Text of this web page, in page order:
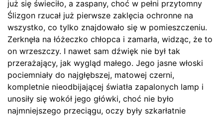
już się świeciło, a zaspany, choć w pełni przytomny
Ślizgon rzucał już pierwsze zaklęcia ochronne na
wszystko, co tylko znajdowało się w pomieszczeniu.
Zerknęła na łóżeczko chłopca i zamarła, widząc, że to
on wrzeszczy. I nawet sam dźwięk nie był tak
przerażający, jak wygląd małego. Jego jasne włoski
pociemniały do najgłębszej, matowej czerni,
kompletnie nieodbijającej światła zapalonych lamp i
unosiły się wokół jego główki, choć nie było
najmniejszego przeciągu, oczy były szkarłatnie